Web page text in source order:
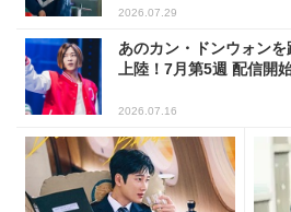
2026.07.29
あのカン・ドンウォン
上陸！7月第5週 配信開
2026.07.16